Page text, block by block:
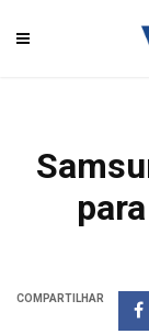
COMPARTILHAR